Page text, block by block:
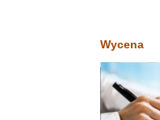
Wycena